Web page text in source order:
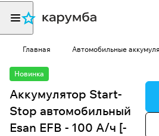
Главная Автомобильные
Новинка
Аккумулятор Start-
Stop автомобильный
Esan EFB - 100 А/ч [-